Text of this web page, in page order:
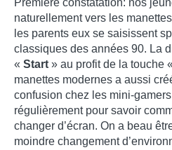
Première constatation: nos
naturellement vers les
les parents eux se saisissent
classiques des années 90. La
« Start » au profit de la touche
manettes modernes a aussi
confusion chez les mini-
régulièrement pour savoir
changer d’écran. On a beau
moindre changement